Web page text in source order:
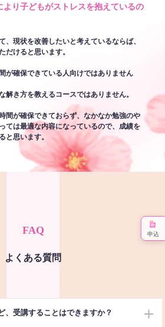
より子どもがストレスを抱えているの
、現状を改善したいと考えているならば、
だけると思います。
が確保できている人向けではありません
解き方を教えるコースではありません。
間が確保できておらず、なかなか勉強のや
ては最適な内容になっているので、成績を
と思います。
FAQ
よくある質問
、受講することはできますか？
申込